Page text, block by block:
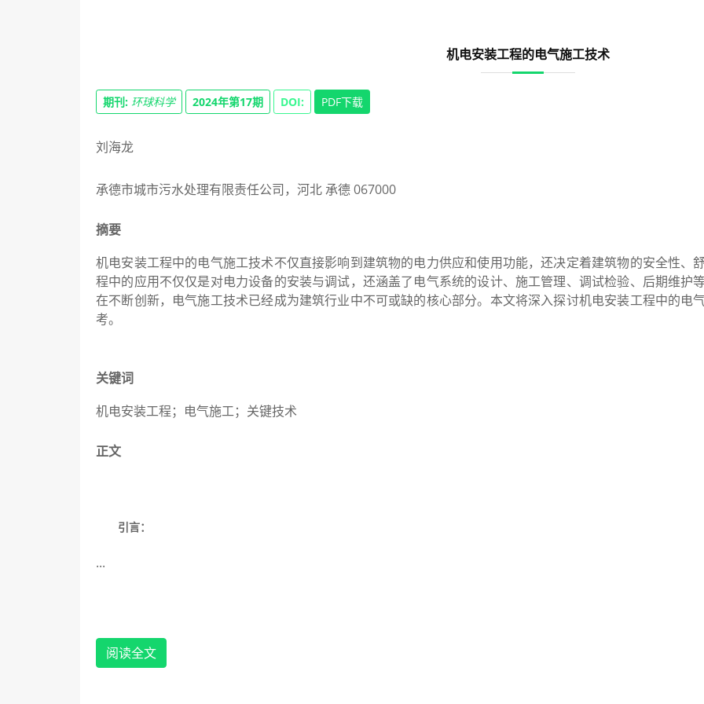
机电安装工程的电气施工技术
期刊: 环球科学 2024年第17期 DOI: PDF下载
刘海龙
承德市城市污水处理有限责任公司，河北 承德 067000
摘要
机电安装工程中的电气施工技术不仅直接影响到建筑物的电力供应和使用功能，还决定着建筑物的安全性、
程中的应用不仅仅是对电力设备的安装与调试，还涵盖了电气系统的设计、施工管理、调试检验、后期维护
在不断创新，电气施工技术已经成为建筑行业中不可或缺的核心部分。本文将深入探讨机电安装工程中的电
考。
关键词
机电安装工程；电气施工；关键技术
正文
引言：
1.1高低压配电系统的安装技术
...
阅读全文